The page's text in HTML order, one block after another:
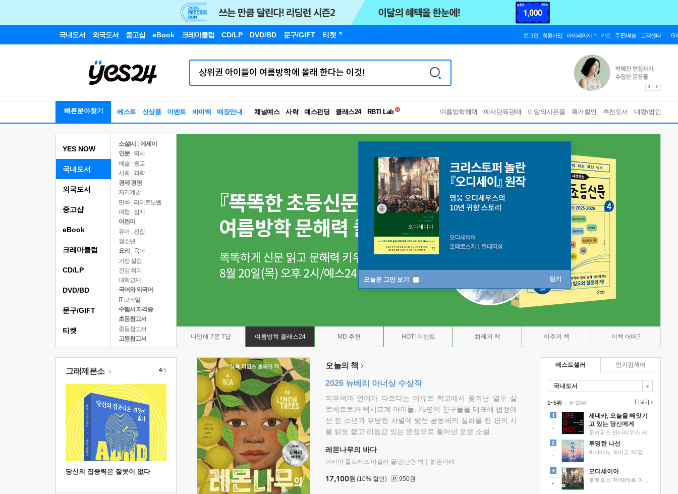
국내도서 외국도서 중고샵 eBook 크레마클럽 CD/LP DVD/BD 문구/GIFT 티켓 로그인 회원가입 마이페이지 카트 주문/배송 고객센터
빠른분야찾기 베스트 신상품 이벤트 바이백 매장안내 채널예스 사락 예스펀딩 클래스24
RBTI Lab
독서유형검사
여름방학혜택 예사단독판매 이달의사은품 특가할인 추천도서 대량/법인
오늘은 그만 보기 닫기
YES NOW
국내도서
소설/시
에세이
인문
역사
예술 | 종교
사회 | 과학
경제 경영
자기계발
만화 | 라이트노벨
여행
잡지
어린이
유아 | 전집
청소년
요리
육아
가정 살림
건강 취미
대학교재
국어와 외국어
IT 모바일
수험서 자격증
초등참고서
중등참고서
고등참고서
나민애 7문 7답 여름방학 클래스24 MD 추천 HOT! 이벤트 화제의 책 이주의 책 이책 어때?
외국도서
중고샵
eBook
크레마클럽
CD/LP
DVD/BD
문구/GIFT
티켓
그래제본소
당신의 집중력은 잘못이 없다
4/5 오늘의 책
2026 뉴베리 아너상 수상작
피부색과 언어가 다르다는 이유로 학교에서 쫓겨난 열두 살
로베르토와 멕시코계 아이들. 75명의 친구들을 대표해 법정에
선 한 소년과 부당한 차별에 맞선 공동체의 실화를 한 편의 시
를 읽듯 짧고 리듬감 있는 문장으로 풀어낸 운문 소설.
레몬나무의 바다
마리아 돌로레스 아길라 글/김난령 역 밝은미래
17,100원 (10% 할인) 950원
베스트셀러
국내도서
1~5위 |
세네카, 오늘을 빼앗기
고 있는 당신에게
투명한 나선
오디세이아
6~10위
인기검색어